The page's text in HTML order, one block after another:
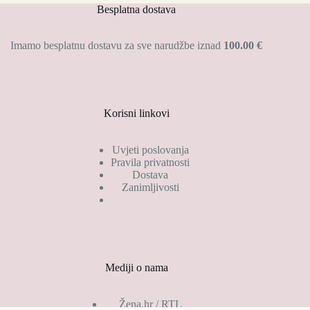
Besplatna dostava
Imamo besplatnu dostavu za sve narudžbe iznad 100.00 €
Korisni linkovi
Uvjeti poslovanja
Pravila privatnosti
Dostava
Zanimljivosti
Mediji o nama
Žena.hr / RTL